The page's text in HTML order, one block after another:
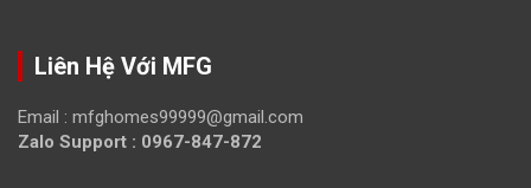
Liên Hệ Với MFG
Email : mfghomes99999@gmail.com
Zalo Support : 0967-847-872